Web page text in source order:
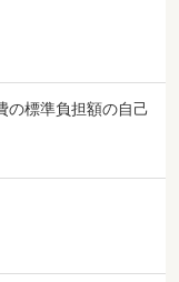
の標準負担額の自己